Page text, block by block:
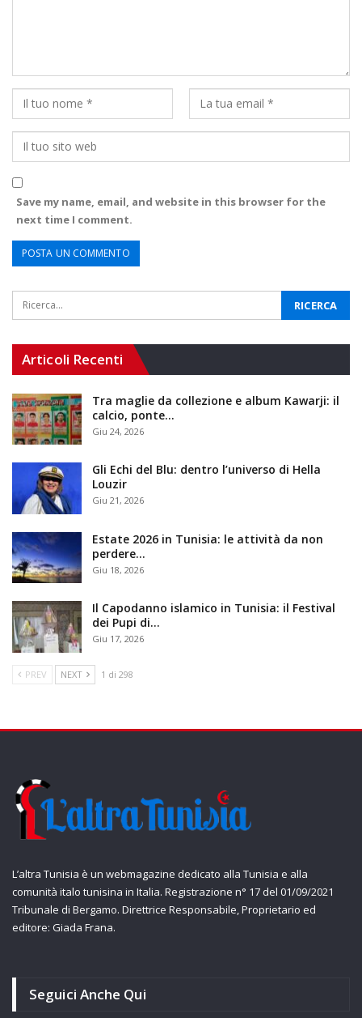
Save my name, email, and website in this browser for the
next time I comment.
Articoli Recenti
Tra maglie da collezione e album Kawarji: il
calcio, ponte…
Giu 24, 2026
Gli Echi del Blu: dentro l’universo di Hella
Louzir
Giu 21, 2026
Estate 2026 in Tunisia: le attività da non
perdere…
Giu 18, 2026
Il Capodanno islamico in Tunisia: il Festival
dei Pupi di…
Giu 17, 2026
PREV NEXT 1 di 298
L’altra Tunisia è un webmagazine dedicato alla Tunisia e alla
comunità italo tunisina in Italia. Registrazione n° 17 del 01/09/2021
Tribunale di Bergamo. Direttrice Responsabile, Proprietario ed
editore: Giada Frana.
Seguici Anche Qui